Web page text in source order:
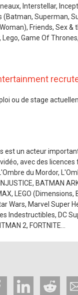
Interstellar,
(Batman, Superman,
Friends, Sex &
Lego, Game Of
ou de stage
est un acteur
avec des
du Mordor,
BATMAN
LEGO (Dimensions,
Wars, Marvel Super
Indestructibles, DC
2, FORTNITE...